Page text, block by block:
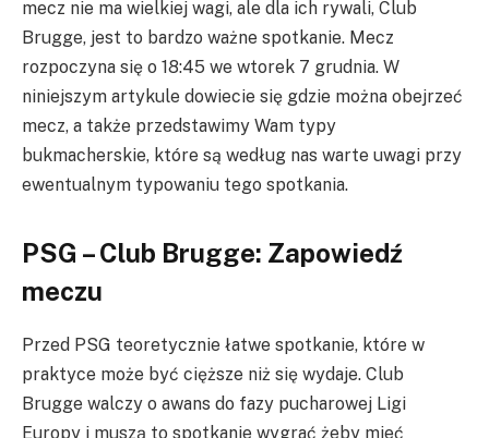
mecz nie ma wielkiej wagi, ale dla ich rywali, Club
Brugge, jest to bardzo ważne spotkanie. Mecz
rozpoczyna się o 18:45 we wtorek 7 grudnia. W
niniejszym artykule dowiecie się gdzie można obejrzeć
mecz, a także przedstawimy Wam typy
bukmacherskie, które są według nas warte uwagi przy
ewentualnym typowaniu tego spotkania.
PSG – Club Brugge: Zapowiedź
meczu
Przed PSG teoretycznie łatwe spotkanie, które w
praktyce może być cięższe niż się wydaje. Club
Brugge walczy o awans do fazy pucharowej Ligi
Europy i muszą to spotkanie wygrać żeby mieć